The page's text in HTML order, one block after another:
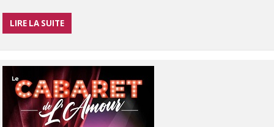
LIRE LA SUITE